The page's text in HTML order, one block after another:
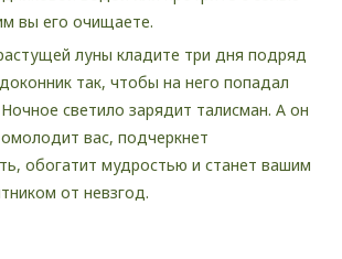
вы его очищаете.
луны кладите три дня подряд
так, чтобы на него попадал
светило зарядит талисман. А он
вас, подчеркнет
обогатит мудростью и станет вашим
от невзгод.